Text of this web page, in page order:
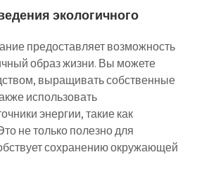
экологичного
предоставляет возможность
образ жизни. Вы можете
выращивать собственные
использовать
энергии, такие как
не только полезно для
сохранению окружающей